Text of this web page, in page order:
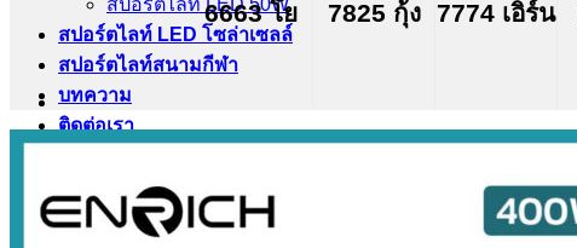
สปอร์ตไลท์ LED 50W
สปอร์ตไลท์ LED โซล่าเซลล์
สปอร์ตไลท์สนามกีฬา
บทความ
ติดต่อเรา
Search
6663 โย
7825 กุ้ง
7774 เอิร์น